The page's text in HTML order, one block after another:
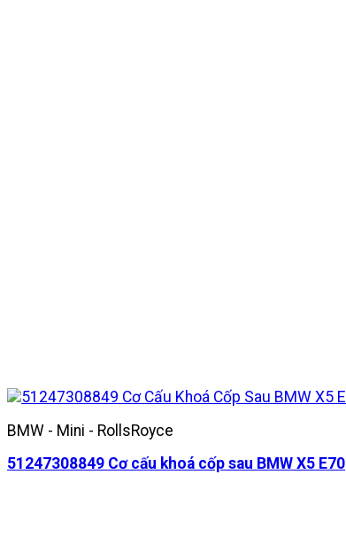
BMW - Mini - RollsRoyce
51247308849 Cơ cấu khoá cốp sau BMW X5 E70